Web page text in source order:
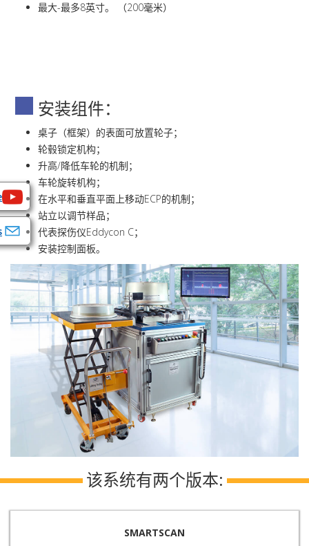
最大-最多8英寸。 （200毫米）
安装组件：
桌子（框架）的表面可放置轮子；
轮毂锁定机构；
升高/降低车轮的机制；
车轮旋转机构；
在水平和垂直平面上移动ECP的机制；
站立以调节样品；
代表探伤仪Eddycon C；
安装控制面板。
该系统有两个版本:
SMARTSCAN